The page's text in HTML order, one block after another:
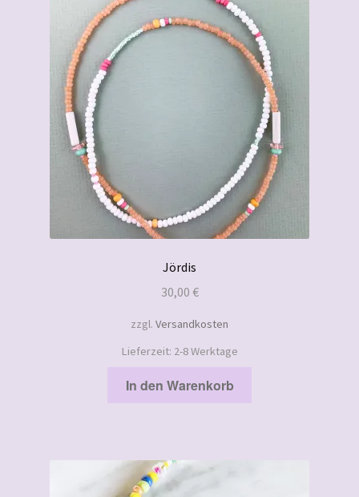
Jördis
30,00 €
zzgl. Versandkosten
Lieferzeit: 2-8 Werktage
In den Warenkorb